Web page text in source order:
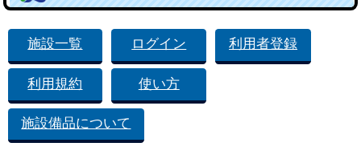
施設一覧 ログイン 利用者登録
利用規約 使い方
施設備品について